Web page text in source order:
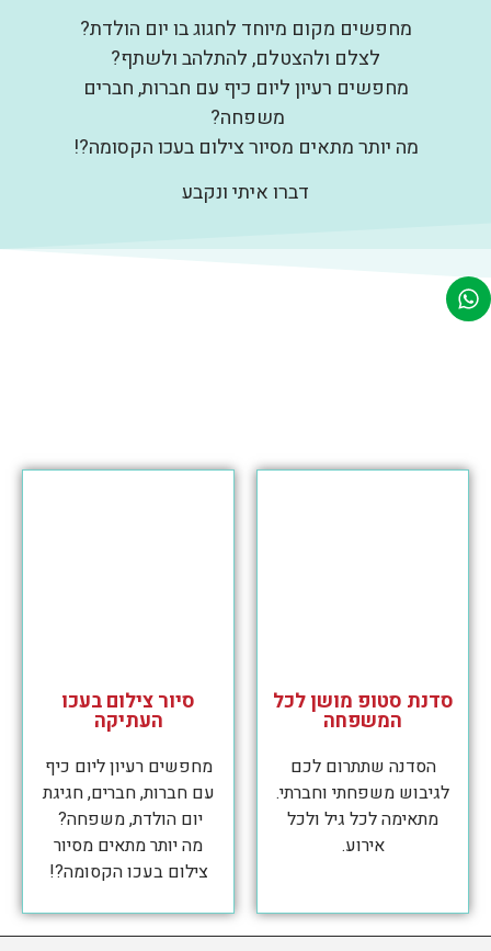
מחפשים מקום מיוחד לחגוג בו יום הולדת?
לצלם ולהצטלם, להתלהב ולשתף?
מחפשים רעיון ליום כיף עם חברות, חברים
משפחה?
מה יותר מתאים מסיור צילום בעכו הקסומה?!
דברו איתי ונקבע
סדנת סטופ מושן לכל
המשפחה
הסדנה שתתרום לכם
לגיבוש משפחתי וחברתי.
מתאימה לכל גיל ולכל
אירוע.
סיור צילום בעכו
העתיקה
מחפשים רעיון ליום כיף
עם חברות, חברים, חגיגת
יום הולדת, משפחה?
מה יותר מתאים מסיור
צילום בעכו הקסומה?!